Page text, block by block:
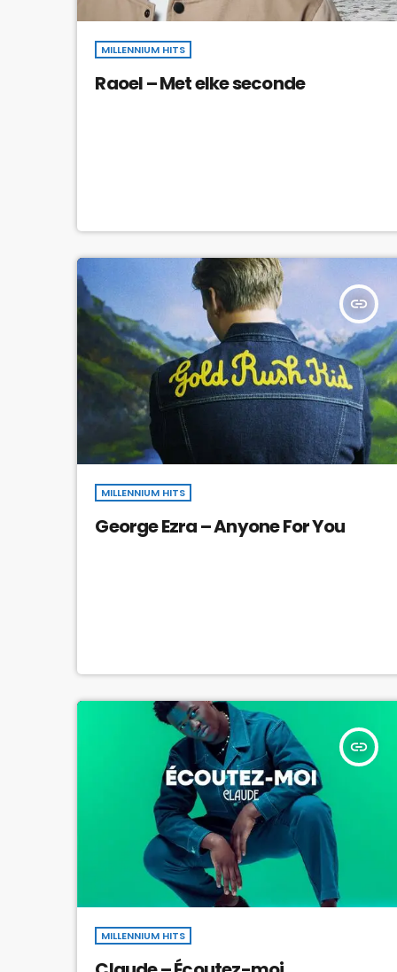
MILLENNIUM HITS
Raoel – Met elke seconde
insert_link
MILLENNIUM HITS
George Ezra – Anyone For You
insert_link
MILLENNIUM HITS